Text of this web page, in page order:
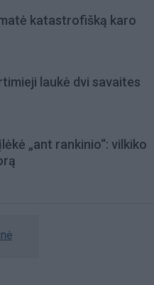
katastrofišką karo
laukė dvi savaites
„ant rankinio“: vilkiko